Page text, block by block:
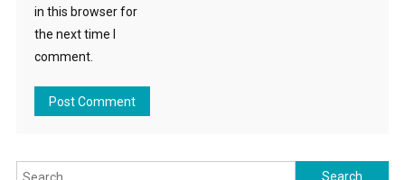
in this browser for
the next time I
comment.
Search for: